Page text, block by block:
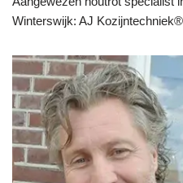
Winterswijk: AJ Kozijntechniek®